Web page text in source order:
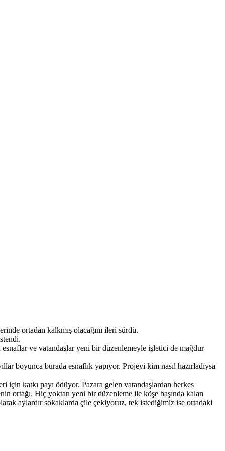
ortadan kalkmış olacağını ileri sürdü.
esnaflar ve vatandaşlar yeni bir düzenlemeyle işletici de mağdur
boyunca burada esnaflık yapıyor. Projeyi kim nasıl hazırladıysa
için katkı payı ödüyor. Pazara gelen vatandaşlardan herkes
ortağı. Hiç yoktan yeni bir düzenleme ile köşe başında kalan
aylardır sokaklarda çile çekiyoruz, tek istediğimiz ise ortadaki